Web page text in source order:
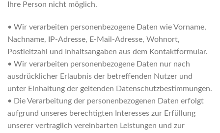
Ihre Person nicht möglich.
• Wir verarbeiten personenbezogene Daten wie Vorname,
Nachname, IP-Adresse, E-Mail-Adresse, Wohnort,
Postleitzahl und Inhaltsangaben aus dem Kontaktformular.
• Wir verarbeiten personenbezogene Daten nur nach
ausdrücklicher Erlaubnis der betreffenden Nutzer und
unter Einhaltung der geltenden Datenschutzbestimmungen.
• Die Verarbeitung der personenbezogenen Daten erfolgt
aufgrund unseres berechtigten Interesses zur Erfüllung
unserer vertraglich vereinbarten Leistungen und zur